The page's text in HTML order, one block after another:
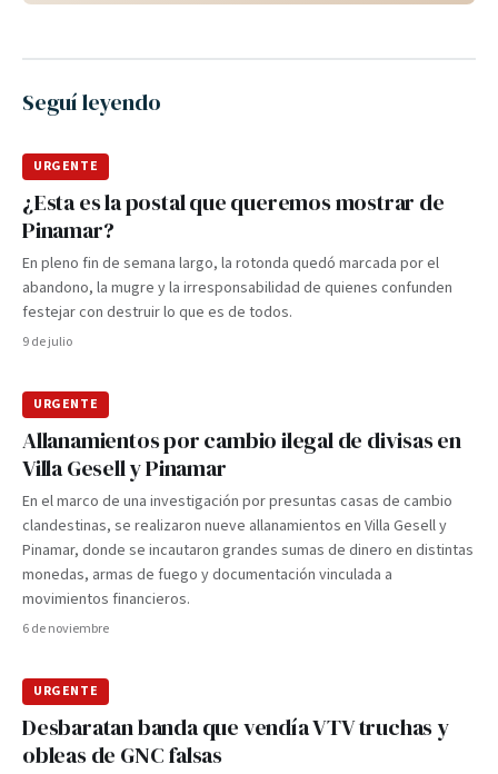
Seguí leyendo
URGENTE
¿Esta es la postal que queremos mostrar de
Pinamar?
En pleno fin de semana largo, la rotonda quedó marcada por el
abandono, la mugre y la irresponsabilidad de quienes confunden
festejar con destruir lo que es de todos.
9 de julio
URGENTE
Allanamientos por cambio ilegal de divisas en
Villa Gesell y Pinamar
En el marco de una investigación por presuntas casas de cambio
clandestinas, se realizaron nueve allanamientos en Villa Gesell y
Pinamar, donde se incautaron grandes sumas de dinero en distintas
monedas, armas de fuego y documentación vinculada a
movimientos financieros.
6 de noviembre
URGENTE
Desbaratan banda que vendía VTV truchas y
obleas de GNC falsas